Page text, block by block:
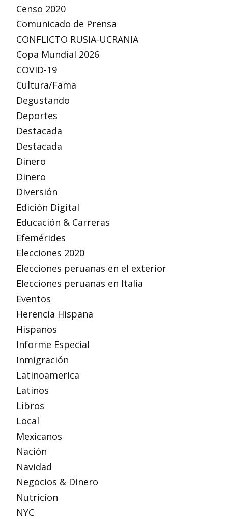
Censo 2020
Comunicado de Prensa
CONFLICTO RUSIA-UCRANIA
Copa Mundial 2026
COVID-19
Cultura/Fama
Degustando
Deportes
Destacada
Destacada
Dinero
Dinero
Diversión
Edición Digital
Educación & Carreras
Efemérides
Elecciones 2020
Elecciones peruanas en el exterior
Elecciones peruanas en Italia
Eventos
Herencia Hispana
Hispanos
Informe Especial
Inmigración
Latinoamerica
Latinos
Libros
Local
Mexicanos
Nación
Navidad
Negocios & Dinero
Nutricion
NYC